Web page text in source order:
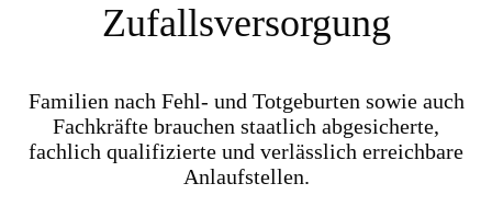
Zufallsversorgung
Familien nach Fehl- und Totgeburten sowie auch
Fachkräfte brauchen staatlich abgesicherte,
fachlich qualifizierte und verlässlich erreichbare
Anlaufstellen.